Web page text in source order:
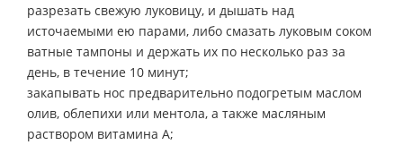
разрезать свежую луковицу, и дышать над
источаемыми ею парами, либо смазать луковым соком
ватные тампоны и держать их по несколько раз за
день, в течение 10 минут;
закапывать нос предварительно подогретым маслом
олив, облепихи или ментола, а также масляным
раствором витамина А;